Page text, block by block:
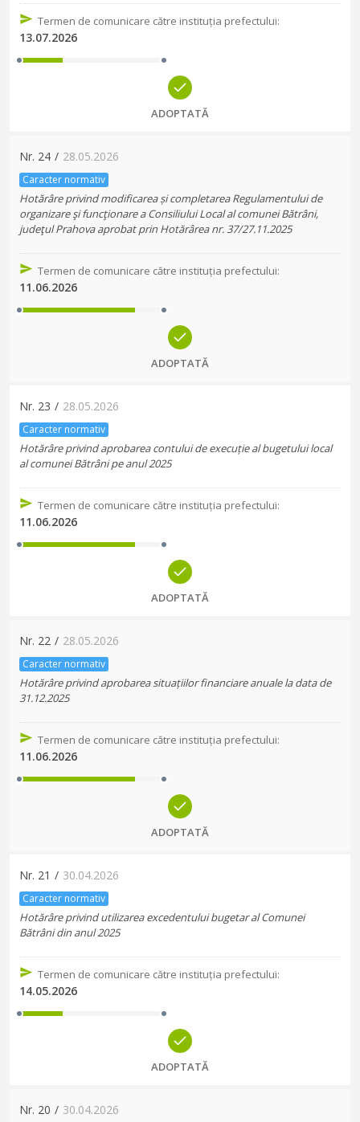
Termen de comunicare către instituția prefectului:
13.07.2026
ADOPTATĂ
Nr. 24 / 28.05.2026
Caracter normativ
Hotărâre privind modificarea și completarea Regulamentului de
organizare şi funcţionare a Consiliului Local al comunei Bătrâni,
judeţul Prahova aprobat prin Hotărârea nr. 37/27.11.2025
Termen de comunicare către instituția prefectului:
11.06.2026
ADOPTATĂ
Nr. 23 / 28.05.2026
Caracter normativ
Hotărâre privind aprobarea contului de execuție al bugetului local
al comunei Bătrâni pe anul 2025
Termen de comunicare către instituția prefectului:
11.06.2026
ADOPTATĂ
Nr. 22 / 28.05.2026
Caracter normativ
Hotărâre privind aprobarea situațiilor financiare anuale la data de
31.12.2025
Termen de comunicare către instituția prefectului:
11.06.2026
ADOPTATĂ
Nr. 21 / 30.04.2026
Caracter normativ
Hotărâre privind utilizarea excedentului bugetar al Comunei
Bătrâni din anul 2025
Termen de comunicare către instituția prefectului:
14.05.2026
ADOPTATĂ
Nr. 20 / 30.04.2026